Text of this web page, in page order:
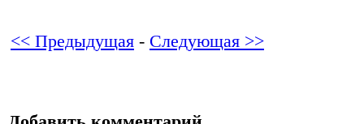
<< Предыдущая - Следующая >>